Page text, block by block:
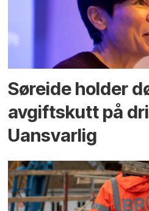
Søreide holder
avgiftskutt på
Uansvarlig